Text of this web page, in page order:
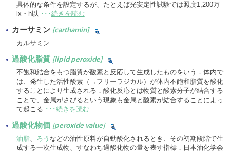
具体的な条件を設定するが、たとえば光安定性試験では照度1,200万
lx・h以 ･･･ 続きを読む
カーサミン [carthamin]
カルサミン
過酸化脂質 [lipid peroxide]
不飽和結合をもつ脂質が酸素と反応して生成したものをいう．体内で
は、発生した活性酸素（→フリーラジカル）が体内不飽和脂質を酸化
することにより生成される．酸化反応とは物質と酸素分子が結合する
ことで、金属がさびるという現象も金属と酸素が結合することによっ
て起こる ･･･ 続きを読む
過酸化物価 [peroxide value]
油脂、 ろう などの油性原料が自動酸化されるとき、その初期段階で生
成する一次生成物、すなわち過酸化物の量を表す指標．日本油化学会